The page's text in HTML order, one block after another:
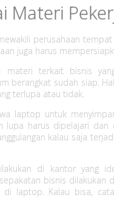
Materi
perusahaan
juga harus
terkait bisnis
berangkat sudah siap.
terlupa atau tidak.
laptop untuk
lupa harus dipelajari dan
kalau saja
di kantor yang
bisnis dilakukan
di laptop. Kalau bisa,